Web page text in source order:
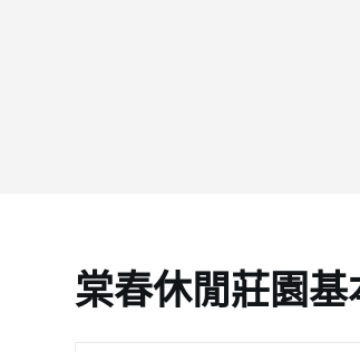
棠春休閒莊園基